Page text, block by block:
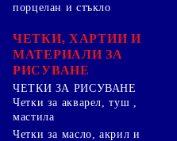
порцелан и стъкло
ЧЕТКИ, ХАРТИИ И
МАТЕРИАЛИ ЗА
РИСУВАНЕ
ЧЕТКИ ЗА РИСУВАНЕ
Четки за акварел, туш ,
мастила
Четки за масло, акрил и